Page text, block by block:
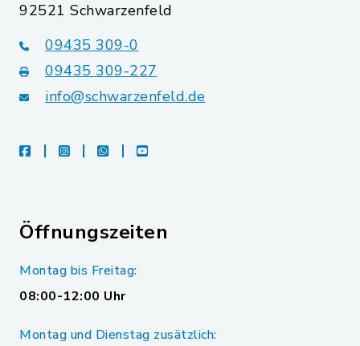
92521 Schwarzenfeld
09435 309-0
09435 309-227
info@schwarzenfeld.de
facebookinstagramwhatsappyoutube
Öffnungszeiten
Montag bis Freitag:
08:00-12:00 Uhr
Montag und Dienstag zusätzlich: